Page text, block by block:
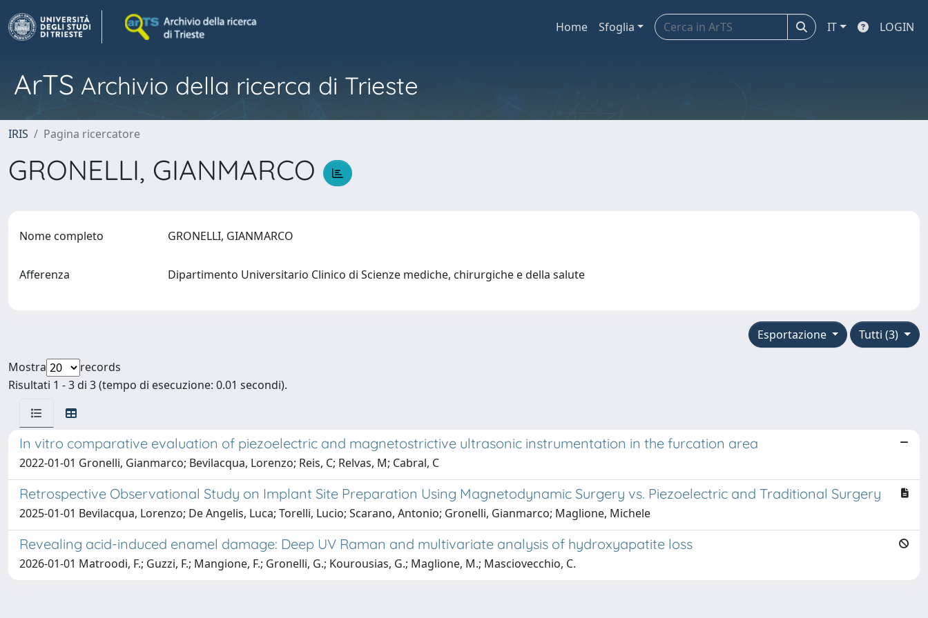
Home Sfoglia IT LOGIN
ArTS Archivio della ricerca di Trieste
IRIS Pagina ricercatore
GRONELLI, GIANMARCO
Nome completo GRONELLI, GIANMARCO
Afferenza Dipartimento Universitario Clinico di Scienze mediche, chirurgiche e della salute
Tutti (3)
Esportazione
Mostra
records
Risultati 1 - 3 di 3 (tempo di esecuzione: 0.01 secondi).
In vitro comparative evaluation of piezoelectric and magnetostrictive ultrasonic instrumentation in the furcation area
2022-01-01 Gronelli, Gianmarco; Bevilacqua, Lorenzo; Reis, C; Relvas, M; Cabral, C
Retrospective Observational Study on Implant Site Preparation Using Magnetodynamic Surgery vs. Piezoelectric and Traditional Surgery
2025-01-01 Bevilacqua, Lorenzo; De Angelis, Luca; Torelli, Lucio; Scarano, Antonio; Gronelli, Gianmarco; Maglione, Michele
Revealing acid-induced enamel damage: Deep UV Raman and multivariate analysis of hydroxyapatite loss
2026-01-01 Matroodi, F.; Guzzi, F.; Mangione, F.; Gronelli, G.; Kourousias, G.; Maglione, M.; Masciovecchio, C.